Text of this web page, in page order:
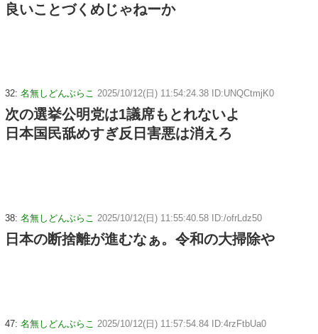
良いことづくめじゃねーか
32: 名無しどんぶらこ 2025/10/12(日) 11:54:24.38 ID:UNQCtmjK0
次の選挙公明党は1議席もとれないよ
日本国民舐めすぎ反日害悪は消えろ
38: 名無しどんぶらこ 2025/10/12(日) 11:55:40.58 ID:/ofrLdz50
日本の断捨離が進むなぁ。令和の大掃除や
47: 名無しどんぶらこ 2025/10/12(日) 11:57:54.84 ID:4rzFtbUa0